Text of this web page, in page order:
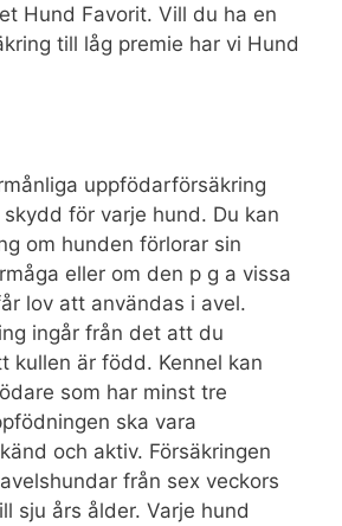
Hund Favorit. Vill du ha en
till låg premie har vi Hund
uppfödarförsäkring
för varje hund. Du kan
om hunden förlorar sin
eller om den p g a vissa
lov att användas i avel.
ingår från det att du
kullen är född. Kennel kan
som har minst tre
ska vara
och aktiv. Försäkringen
från sex veckors
sju års ålder. Varje hund